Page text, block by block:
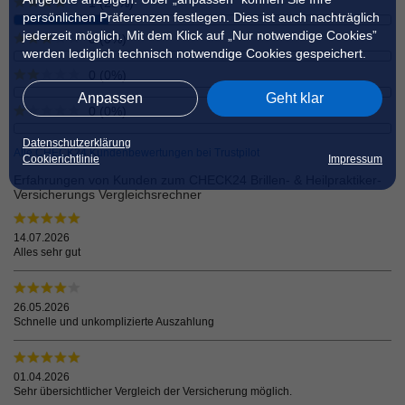
persönlichen Präferenzen festlegen. Dies ist auch nachträglich
jederzeit möglich. Mit dem Klick auf „Nur notwendige Cookies”
werden lediglich technisch notwendige Cookies gespeichert.
Anpassen Geht klar
Datenschutzerklärung
Cookierichtlinie
Impressum
0 (0%)
Alle CHECK24 Kundenbewertungen bei Trustpilot
Versicherungs Vergleichsrechner
14.07.2026
Alles sehr gut
26.05.2026
Schnelle und unkomplizierte Auszahlung
01.04.2026
Sehr übersichtlicher Vergleich der Versicherung möglich.